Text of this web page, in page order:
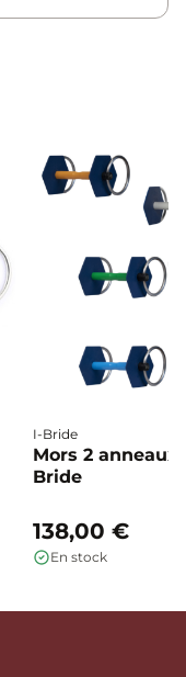
I-Bride
Mors 2
Bride
138,00 €
En stock